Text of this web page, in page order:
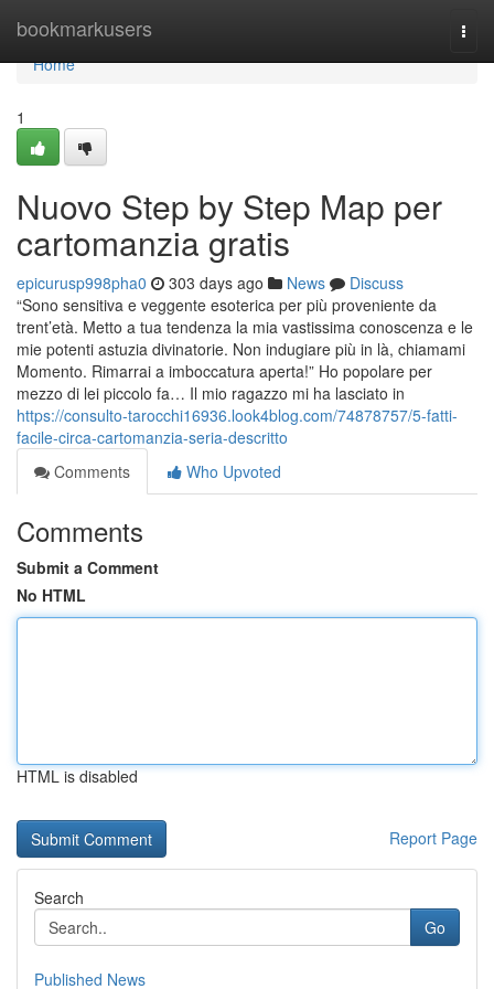
bookmarkusers
Home
Home
1
Nuovo Step by Step Map per
cartomanzia gratis
epicurusp998pha0 303 days ago News
Discuss
“Sono sensitiva e veggente esoterica per più proveniente da
trent’età. Metto a tua tendenza la mia vastissima conoscenza e le
mie potenti astuzia divinatorie. Non indugiare più in là, chiamami
Momento. Rimarrai a imboccatura aperta!” Ho popolare per
mezzo di lei piccolo fa… Il mio ragazzo mi ha lasciato in
https://consulto-tarocchi16936.look4blog.com/74878757/5-fatti-
facile-circa-cartomanzia-seria-descritto
Comments
Who Upvoted
Comments
Submit a Comment
No HTML
HTML is disabled
Report Page
Search
Go
Published News